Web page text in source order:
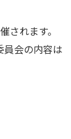
れます。
員会の内容は